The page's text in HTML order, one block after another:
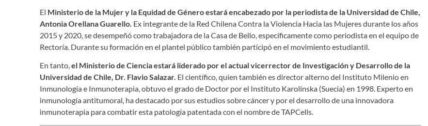
El Ministerio de la Mujer y la Equidad de Género estará encabezado por la periodista de la Universidad de Chile,
Antonia Orellana Guarello. Ex integrante de la Red Chilena Contra la Violencia Hacia las Mujeres durante los años
2015 y 2020, se desempeñó como trabajadora de la Casa de Bello, específicamente como periodista en el equipo de
Rectoría. Durante su formación en el plantel público también participó en el movimiento estudiantil.
En tanto,el Ministerio de Ciencia estará liderado por el actual vicerrector de Investigación y Desarrollo de la
Universidad de Chile, Dr. Flavio Salazar. El científico, quien también es director alterno del Instituto Milenio en
Inmunología e Inmunoterapia, obtuvo el grado de Doctor por el Instituto Karolinska (Suecia) en 1998. Experto en
inmunología antitumoral, ha destacado por sus estudios sobre cáncer y por el desarrollo de una innovadora
inmunoterapia para combatir esta patología patentada con el nombre de TAPCells.